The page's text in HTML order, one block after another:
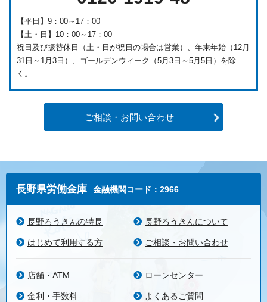
【平日】9：00～17：00
【土・日】10：00～17：00
祝日及び振替休日（土・日が祝日の場合は営業）、年末年始（12月
31日～1月3日）、ゴールデンウィーク（5月3日～5月5日）を除
く。
ご相談・お問い合わせ
長野県労働金庫 金融機関コード：2966
長野ろうきんの特長 長野ろうきんについて
はじめて利用する方 ご相談・お問い合わせ
店舗・ATM ローンセンター
金利・手数料 よくあるご質問